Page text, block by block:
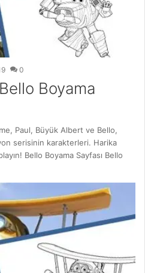
0
Boyama
Paul, Büyük Albert ve Bello,
serisinin karakterleri. Harika
Bello Boyama Sayfası Bello